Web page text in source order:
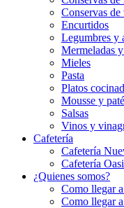
Conservas de
Encurtidos
Legumbres y
Mermeladas
Mieles
Pasta
Platos
Mousse y
Salsas
Vinos y
Cafetería
Cafetería
Cafetería
¿Quienes somos?
Como llegar
Como llegar